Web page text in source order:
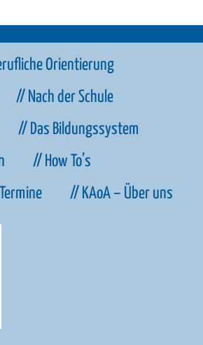
Orientierung
// Nach der Schule
// Das Bildungssystem
// How To’s
// KAoA – Über uns